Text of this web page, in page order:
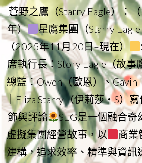
蒼野之鷹（Starry Eagle）：
年）
星鷹集團（Starry Eagle
（2025年11月20日–現在）
席執行長：Story Eagle（故事
總監：Owen（歐恩）、Gavin
｜Eliza Starry（伊莉莎・S）寫
飾與評論
SEG是一個融合
虛擬集團經營故事，以
商業
建構，追求效率、精準與資訊